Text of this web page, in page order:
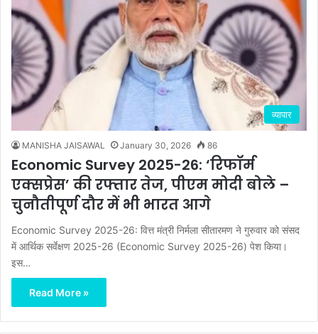
व्यापार
MANISHA JAISAWAL January 30, 2026 86
Economic Survey 2025-26: ‘रिफॉर्म
एक्सप्रेस’ की रफ्तार तेज, पीएम मोदी बोले –
चुनौतीपूर्ण दौर में भी भारत आगे
Economic Survey 2025-26: वित्त मंत्री निर्मला सीतारमण ने गुरुवार को संसद
में आर्थिक सर्वेक्षण 2025-26 (Economic Survey 2025-26) पेश किया।
इस…
Read More »